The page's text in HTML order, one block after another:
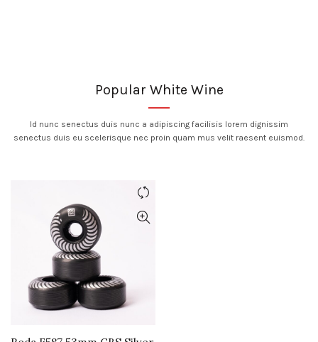
Popular White Wine
Id nunc senectus duis nunc a adipiscing facilisis lorem dignissim
senectus duis eu scelerisque nec proin quam mus velit raesent euismod.